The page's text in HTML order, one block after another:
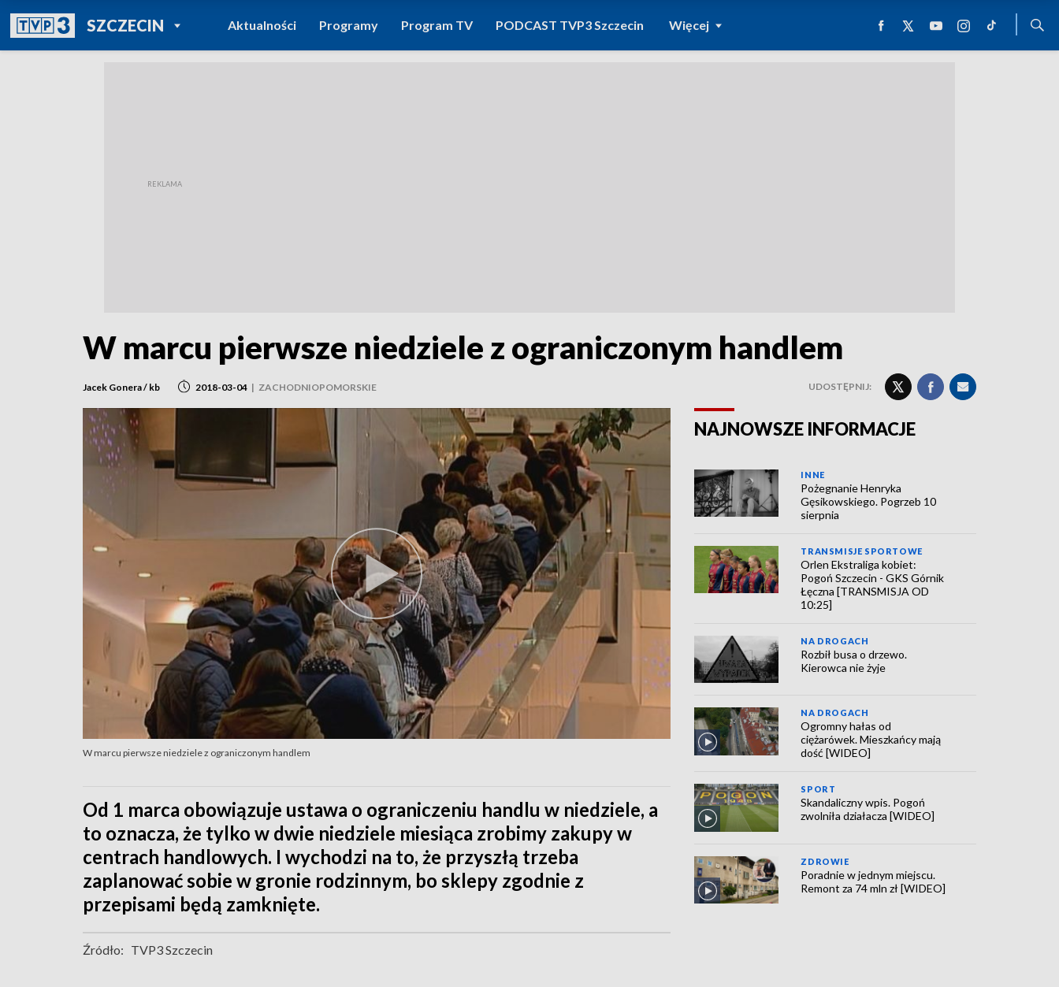
SZCZECINPOWRÓT DO
TVP REGIONY
Aktualności Programy Program TV PODCAST TVP3 Szczecin Więcej
W marcu pierwsze niedziele z ograniczonym handlem
Jacek Gonera / kb 2018-03-04 | ZACHODNIOPOMORSKIE UDOSTĘPNIJ:
W marcu pierwsze niedziele z ograniczonym handlem
Od 1 marca obowiązuje ustawa o ograniczeniu handlu w niedziele, a
to oznacza, że tylko w dwie niedziele miesiąca zrobimy zakupy w
centrach handlowych. I wychodzi na to, że przyszłą trzeba
zaplanować sobie w gronie rodzinnym, bo sklepy zgodnie z
przepisami będą zamknięte.
Źródło: TVP3 Szczecin
NAJNOWSZE INFORMACJE
INNE
Pożegnanie Henryka
Gęsikowskiego. Pogrzeb 10
sierpnia
TRANSMISJE SPORTOWE
Orlen Ekstraliga kobiet:
Pogoń Szczecin - GKS Górnik
Łęczna [TRANSMISJA OD
10:25]
NA DROGACH
Rozbił busa o drzewo.
Kierowca nie żyje
NA DROGACH
Ogromny hałas od
ciężarówek. Mieszkańcy mają
dość [WIDEO]
SPORT
Skandaliczny wpis. Pogoń
zwolniła działacza [WIDEO]
ZDROWIE
Poradnie w jednym miejscu.
Remont za 74 mln zł [WIDEO]